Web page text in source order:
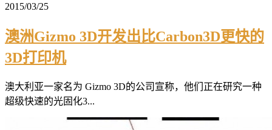
2015/03/25
澳洲Gizmo 3D开发出比Carbon3D更快的
3D打印机
澳大利亚一家名为 Gizmo 3D的公司宣称，他们正在研究一种
超级快速的光固化3...